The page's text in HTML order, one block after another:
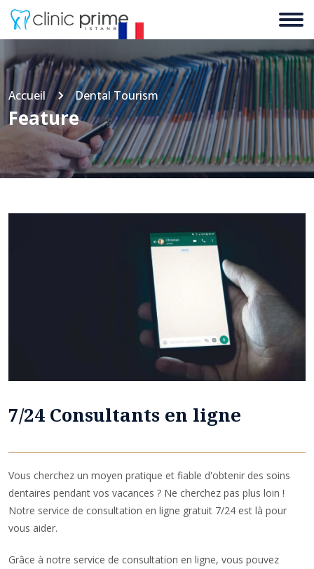
Accueil Dental Tourism
Feature
7/24 Consultants en ligne
Vous cherchez un moyen pratique et fiable d'obtenir des soins
dentaires pendant vos vacances ? Ne cherchez pas plus loin !
Notre service de consultation en ligne gratuit 7/24 est là pour
vous aider.
Grâce à notre service de consultation en ligne, vous pouvez